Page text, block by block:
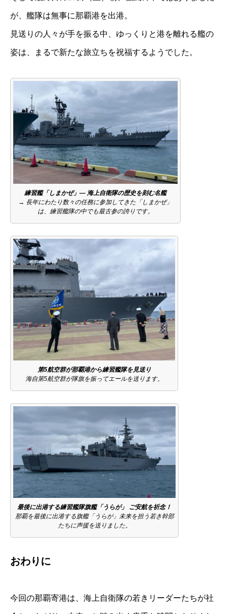
が、艦隊は無事に那覇港を出港。
見送りの人々が手を振る中、ゆっくりと港を離れる艦の
姿は、まるで新たな旅立ちを祝福するようでした。
練習艦「しまかぜ」― 海上自衛隊の歴史を刻む名艦
→ 長年にわたり数々の任務に参加してきた「しまかぜ」
は、練習艦隊の中でも最古参の誇りです。
第5航空群が那覇港から練習艦隊を見送り
海自第5航空群が隊旗を振ってエールを送ります。
最後に出港する練習艦隊旗艦「うらが」 ご安航を祈念！
那覇を最後に出港する旗艦「うらが」未来を担う若き幹部
たちに声援を送りました。
おわりに
今回の那覇寄港は、海上自衛隊の若きリーダーたちが社